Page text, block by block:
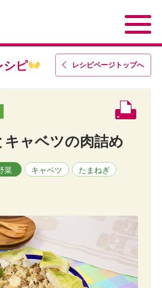
レシピページトップへ
シピ
キャベツの肉詰め
菜 キャベツ たまねぎ